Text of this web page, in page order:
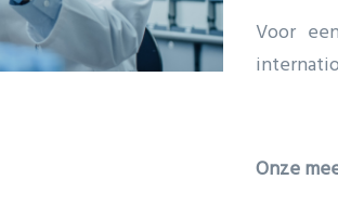
Voor
Onze